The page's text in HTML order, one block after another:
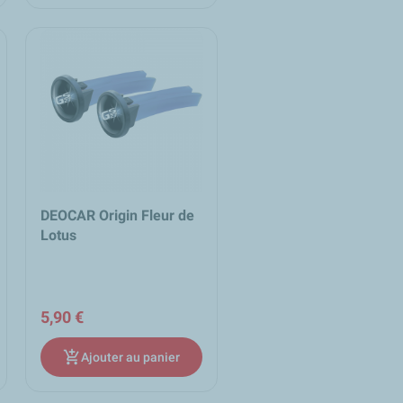
DEOCAR Origin Fleur de
Lotus
5,90 €
add_shopping_cartAjouter au panier